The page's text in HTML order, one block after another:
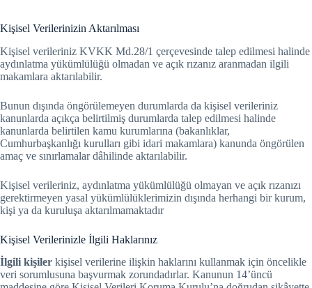
Kişisel Verilerinizin Aktarılması
Kişisel verileriniz KVKK Md.28/1 çerçevesinde talep edilmesi halinde
aydınlatma yükümlülüğü olmadan ve açık rızanız aranmadan ilgili
makamlara aktarılabilir.
Bunun dışında öngörülemeyen durumlarda da kişisel verileriniz
kanunlarda açıkça belirtilmiş durumlarda talep edilmesi halinde
kanunlarda belirtilen kamu kurumlarına (bakanlıklar,
Cumhurbaşkanlığı kurulları gibi idari makamlara) kanunda öngörülen
amaç ve sınırlamalar dâhilinde aktarılabilir.
Kişisel verileriniz, aydınlatma yükümlülüğü olmayan ve açık rızanızı
gerektirmeyen yasal yükümlülüklerimizin dışında herhangi bir kurum,
kişi ya da kuruluşa aktarılmamaktadır
Kişisel Verilerinizle İlgili Haklarınız
İlgili kişiler kişisel verilerine ilişkin haklarını kullanmak için öncelikle
veri sorumlusuna başvurmak zorundadırlar. Kanunun 14’üncü